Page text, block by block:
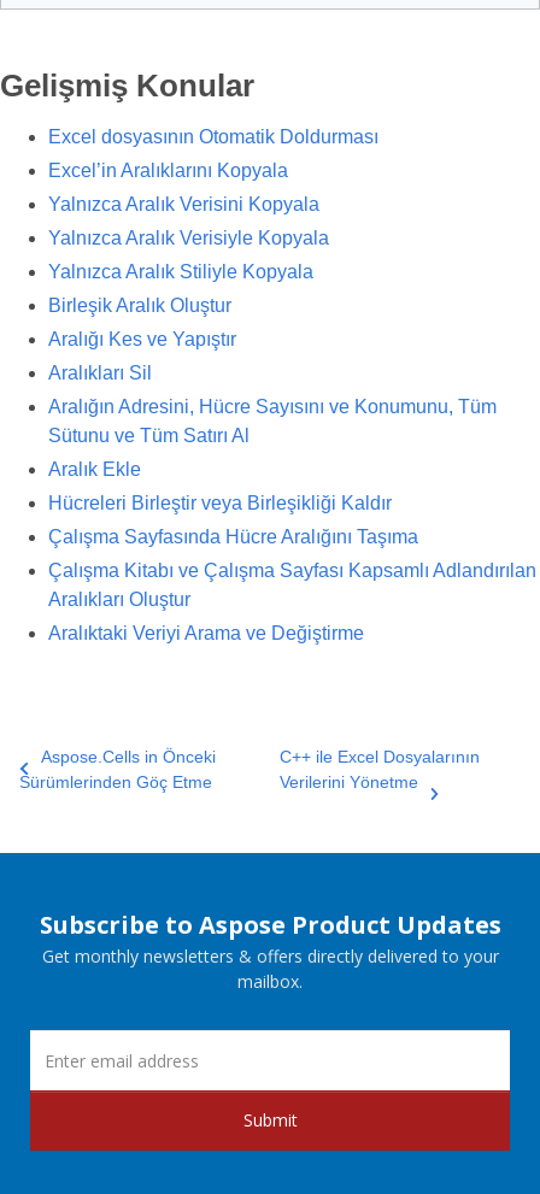
Gelişmiş Konular
Excel dosyasının Otomatik Doldurması
Excel’in Aralıklarını Kopyala
Yalnızca Aralık Verisini Kopyala
Yalnızca Aralık Verisiyle Kopyala
Yalnızca Aralık Stiliyle Kopyala
Birleşik Aralık Oluştur
Aralığı Kes ve Yapıştır
Aralıkları Sil
Aralığın Adresini, Hücre Sayısını ve Konumunu, Tüm
Sütunu ve Tüm Satırı Al
Aralık Ekle
Hücreleri Birleştir veya Birleşikliği Kaldır
Çalışma Sayfasında Hücre Aralığını Taşıma
Çalışma Kitabı ve Çalışma Sayfası Kapsamlı Adlandırılan
Aralıkları Oluştur
Aralıktaki Veriyi Arama ve Değiştirme
Aspose.Cells in Önceki
Sürümlerinden Göç Etme
C++ ile Excel Dosyalarının
Verilerini Yönetme
Subscribe to Aspose Product Updates
Get monthly newsletters & offers directly delivered to your
mailbox.
Submit